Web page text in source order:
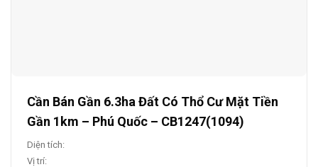
Cần Bán Gần 6.3ha Đất Có Thổ Cư Mặt Tiền
Gần 1km – Phú Quốc – CB1247(1094)
Diện tích:
Vị trí: